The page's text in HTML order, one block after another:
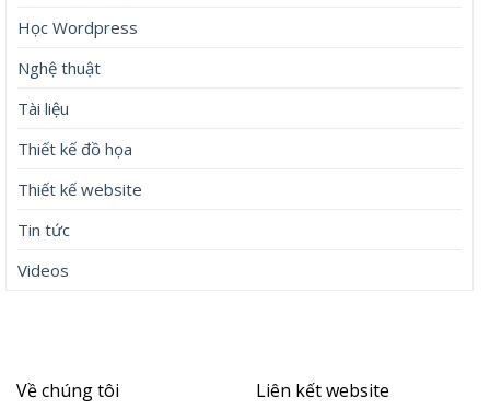
Học Wordpress
Nghệ thuật
Tài liệu
Thiết kế đồ họa
Thiết kế website
Tin tức
Videos
Về chúng tôi Liên kết website